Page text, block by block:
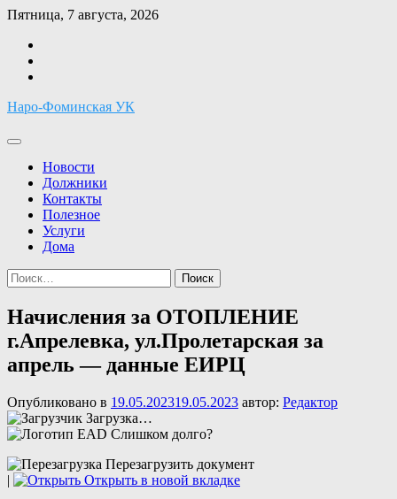
Перейти
содержимому
Пятница, 7 августа, 2026
Наро-Фоминская УК
Новости
Должники
Контакты
Полезное
Услуги
Дома
Найти:
Начисления за ОТОПЛЕНИЕ
г.Апрелевка, ул.Пролетарская за
апрель — данные ЕИРЦ
Опубликовано в 19.05.202319.05.2023 автор: Редактор
Загрузка…
Слишком долго?
Перезагрузить документ
|
Открыть в новой вкладке